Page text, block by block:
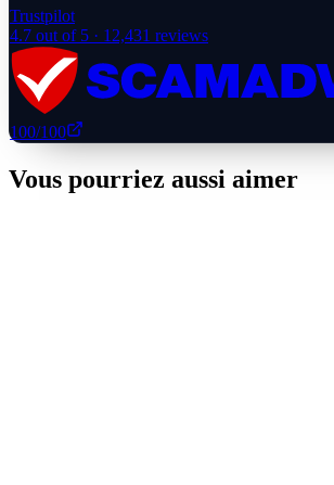
Trustpilot
4.7 out of 5 · 12,431 reviews
100/100
Vous pourriez aussi aimer